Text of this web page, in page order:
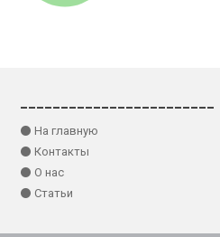
⚫ На главную
⚫ Контакты
⚫ О нас
⚫ Статьи